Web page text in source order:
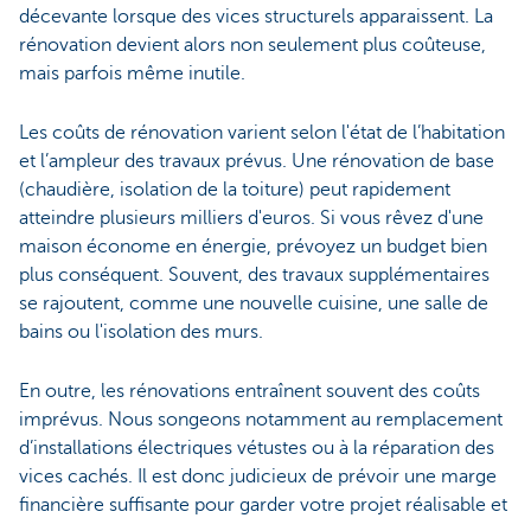
décevante lorsque des vices structurels apparaissent. La
rénovation devient alors non seulement plus coûteuse,
mais parfois même inutile.
Les coûts de rénovation varient selon l'état de l’habitation
et l’ampleur des travaux prévus. Une rénovation de base
(chaudière, isolation de la toiture) peut rapidement
atteindre plusieurs milliers d'euros. Si vous rêvez d'une
maison économe en énergie, prévoyez un budget bien
plus conséquent. Souvent, des travaux supplémentaires
se rajoutent, comme une nouvelle cuisine, une salle de
bains ou l'isolation des murs.
En outre, les rénovations entraînent souvent des coûts
imprévus. Nous songeons notamment au remplacement
d’installations électriques vétustes ou à la réparation des
vices cachés. Il est donc judicieux de prévoir une marge
financière suffisante pour garder votre projet réalisable et